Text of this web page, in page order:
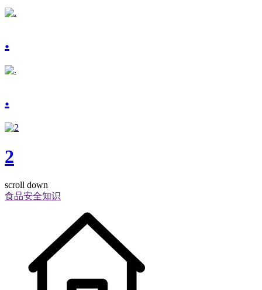
.
.
2
scroll down
食品安全知识